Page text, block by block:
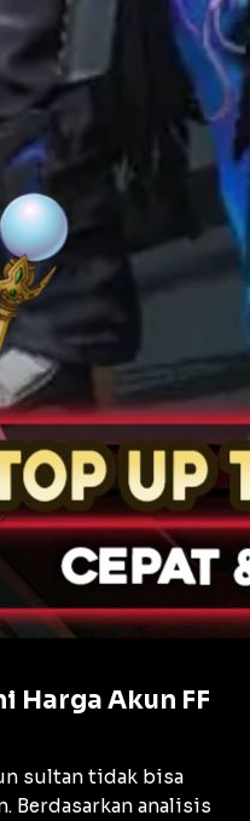
Harga Akun FF
sultan tidak bisa
Berdasarkan analisis